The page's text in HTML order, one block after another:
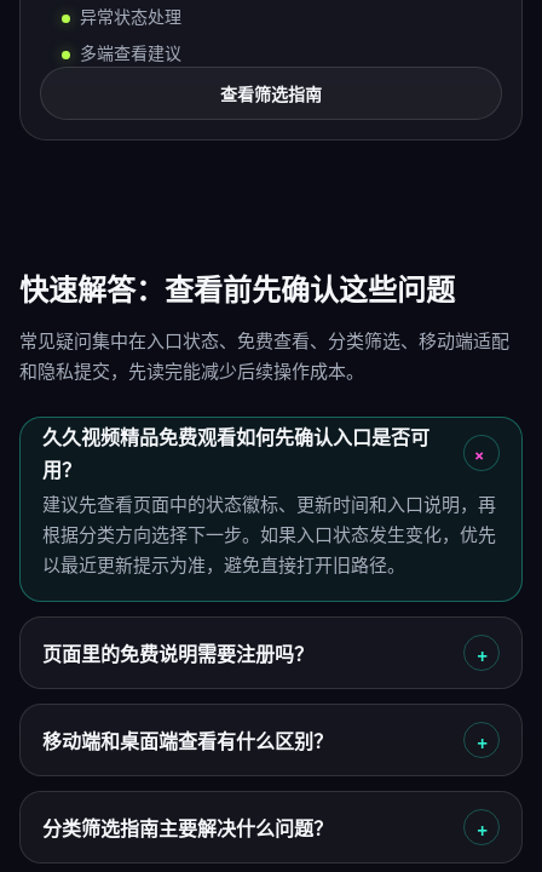
异常状态处理
多端查看建议
查看筛选指南
快速解答：查看前先确认这些问题
常见疑问集中在入口状态、免费查看、分类筛选、移动端适配
和隐私提交，先读完能减少后续操作成本。
久久视频精品免费观看如何先确认入口是否可
用？
建议先查看页面中的状态徽标、更新时间和入口说明，再
根据分类方向选择下一步。如果入口状态发生变化，优先
以最近更新提示为准，避免直接打开旧路径。
页面里的免费说明需要注册吗？
移动端和桌面端查看有什么区别？
分类筛选指南主要解决什么问题？